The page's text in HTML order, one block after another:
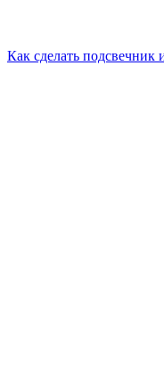
Как сделать подсвечник